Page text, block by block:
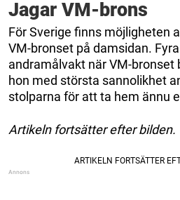
Jagar VM-brons
För Sverige finns möjligheten
VM-bronset på damsidan.
andramålvakt när VM-bronset
hon med största sannolikhet
stolparna för att ta hem ännu
Artikeln fortsätter efter bilden.